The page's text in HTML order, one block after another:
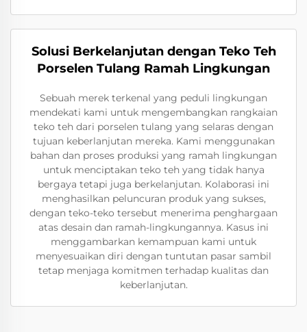
Solusi Berkelanjutan dengan Teko Teh
Porselen Tulang Ramah Lingkungan
Sebuah merek terkenal yang peduli lingkungan
mendekati kami untuk mengembangkan rangkaian
teko teh dari porselen tulang yang selaras dengan
tujuan keberlanjutan mereka. Kami menggunakan
bahan dan proses produksi yang ramah lingkungan
untuk menciptakan teko teh yang tidak hanya
bergaya tetapi juga berkelanjutan. Kolaborasi ini
menghasilkan peluncuran produk yang sukses,
dengan teko-teko tersebut menerima penghargaan
atas desain dan ramah-lingkungannya. Kasus ini
menggambarkan kemampuan kami untuk
menyesuaikan diri dengan tuntutan pasar sambil
tetap menjaga komitmen terhadap kualitas dan
keberlanjutan.